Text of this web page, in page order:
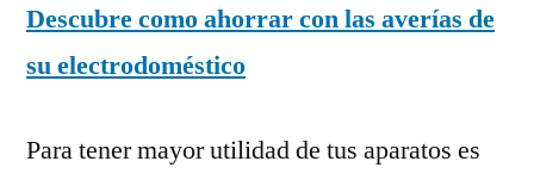
Descubre como ahorrar con las averías de
su electrodoméstico
Para tener mayor utilidad de tus aparatos es